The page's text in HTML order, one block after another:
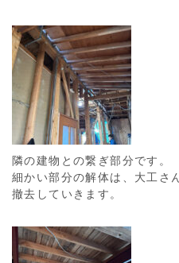
隣の建物との繋ぎ部分です。
細かい部分の解体は、大工さ
撤去していきます。